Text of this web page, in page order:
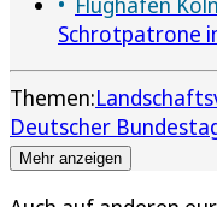
Schrotpatrone
Themen:
Deutscher
Mehr anzeigen